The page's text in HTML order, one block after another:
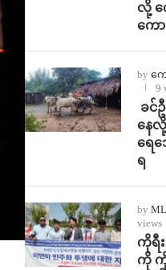
လို့ က
ကေ
by ကျ
9
ခင်
နေလို့
ရေဘ
ရ
by
views
ကိုရီ
ကို